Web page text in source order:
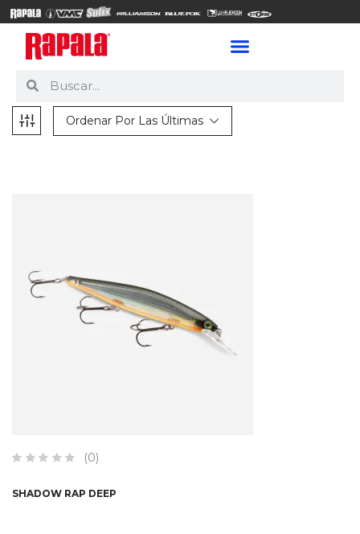
Ordenar Por Las Últimas
(0)
SHADOW RAP DEEP